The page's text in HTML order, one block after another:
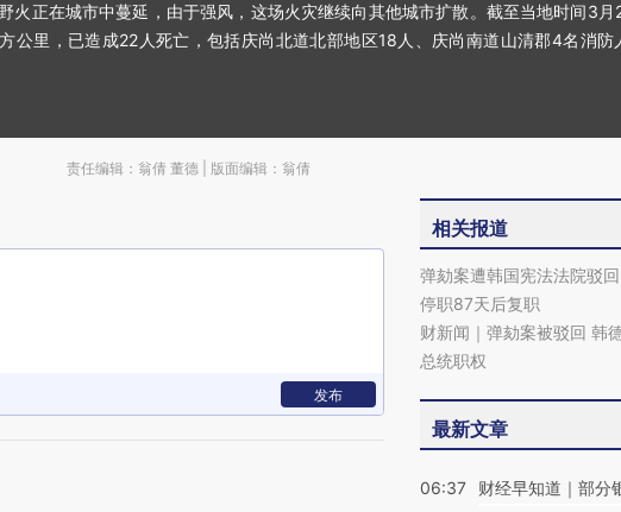
正在城市中蔓延，由于强风，这场火灾继续向其他城市扩散。截至当地时间3月
公里，已造成22人死亡，包括庆尚北道北部地区18人、庆尚南道山清郡4名消防
责任编辑：翁倩 董德 | 版面编辑：翁倩
发布
相关报道
弹劾案遭韩国宪法法院驳
停职87天后复职
财新闻｜弹劾案被驳回 韩
总统职权
最新文章
06:37
财经早知道｜部分